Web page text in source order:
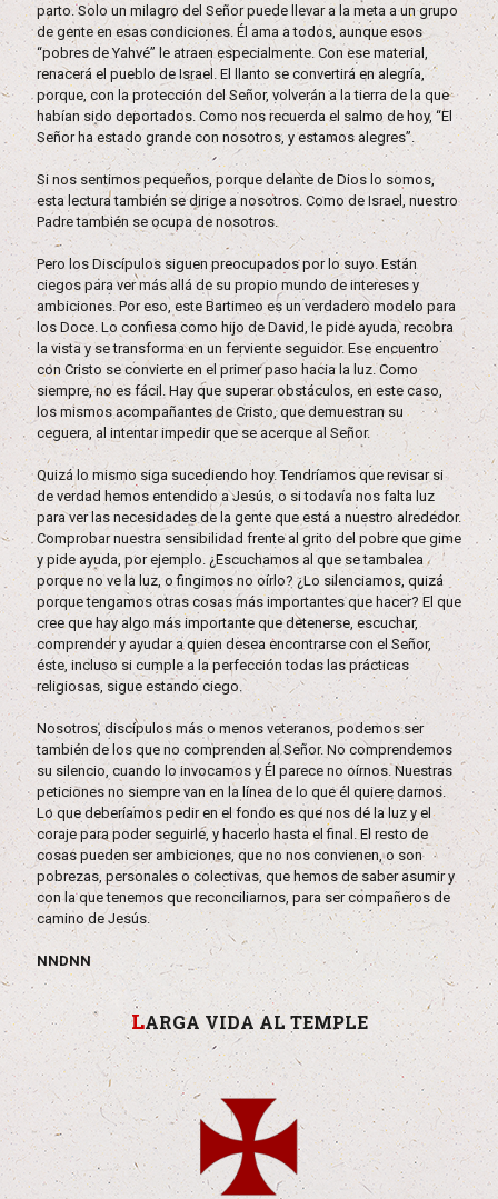
parto. Solo un milagro del Señor puede llevar a la meta a un grupo
de gente en esas condiciones. Él ama a todos, aunque esos
“pobres de Yahvé” le atraen especialmente. Con ese material,
renacerá el pueblo de Israel. El llanto se convertirá en alegría,
porque, con la protección del Señor, volverán a la tierra de la que
habían sido deportados. Como nos recuerda el salmo de hoy, “El
Señor ha estado grande con nosotros, y estamos alegres”.
Si nos sentimos pequeños, porque delante de Dios lo somos,
esta lectura también se dirige a nosotros. Como de Israel, nuestro
Padre también se ocupa de nosotros.
Pero los Discípulos siguen preocupados por lo suyo. Están
ciegos para ver más allá de su propio mundo de intereses y
ambiciones. Por eso, este Bartimeo es un verdadero modelo para
los Doce. Lo confiesa como hijo de David, le pide ayuda, recobra
la vista y se transforma en un ferviente seguidor. Ese encuentro
con Cristo se convierte en el primer paso hacia la luz. Como
siempre, no es fácil. Hay que superar obstáculos, en este caso,
los mismos acompañantes de Cristo, que demuestran su
ceguera, al intentar impedir que se acerque al Señor.
Quizá lo mismo siga sucediendo hoy. Tendríamos que revisar si
de verdad hemos entendido a Jesús, o si todavía nos falta luz
para ver las necesidades de la gente que está a nuestro alrededor.
Comprobar nuestra sensibilidad frente al grito del pobre que gime
y pide ayuda, por ejemplo. ¿Escuchamos al que se tambalea
porque no ve la luz, o fingimos no oírlo? ¿Lo silenciamos, quizá
porque tengamos otras cosas más importantes que hacer? El que
cree que hay algo más importante que detenerse, escuchar,
comprender y ayudar a quien desea encontrarse con el Señor,
éste, incluso si cumple a la perfección todas las prácticas
religiosas, sigue estando ciego.
Nosotros, discípulos más o menos veteranos, podemos ser
también de los que no comprenden al Señor. No comprendemos
su silencio, cuando lo invocamos y Él parece no oírnos. Nuestras
peticiones no siempre van en la línea de lo que él quiere darnos.
Lo que deberíamos pedir en el fondo es que nos dé la luz y el
coraje para poder seguirle, y hacerlo hasta el final. El resto de
cosas pueden ser ambiciones, que no nos convienen, o son
pobrezas, personales o colectivas, que hemos de saber asumir y
con la que tenemos que reconciliarnos, para ser compañeros de
camino de Jesús.
NNDNN
LARGA VIDA AL TEMPLE